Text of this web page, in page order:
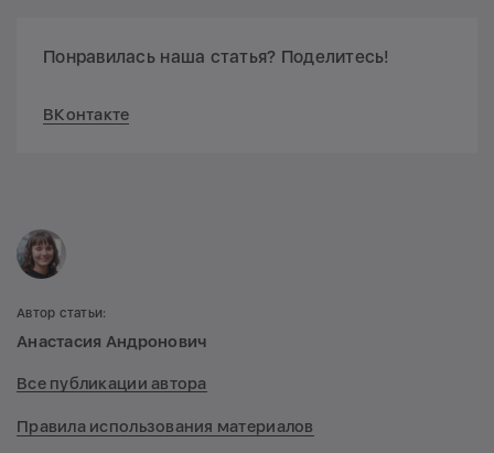
Понравилась наша статья? Поделитесь!
ВКонтакте
Автор статьи:
Анастасия Андронович
Все публикации автора
Правила использования материалов